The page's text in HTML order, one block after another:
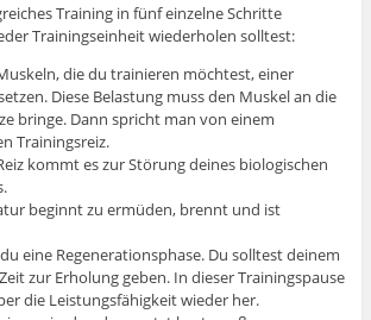
Training in fünf einzelne Schritte
Trainingseinheit wiederholen solltest:
die du trainieren möchtest, einer
Diese Belastung muss den Muskel an die
bringe. Dann spricht man von einem
Trainingsreiz.
kommt es zur Störung deines biologischen
beginnt zu ermüden, brennt und ist
eine Regenerationsphase. Du solltest deinem
zur Erholung geben. In dieser Trainingspause
die Leistungsfähigkeit wieder her.